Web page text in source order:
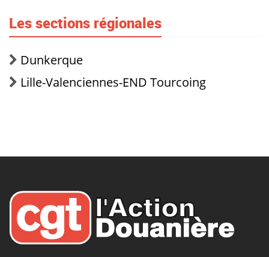
Les sections régionales
Dunkerque
Lille-Valenciennes-END Tourcoing